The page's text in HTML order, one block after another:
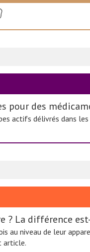
pour des
actifs délivrés dans
? La différence
au niveau de leur
article.